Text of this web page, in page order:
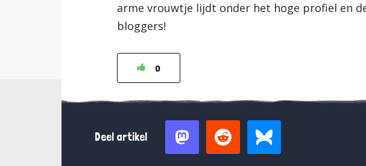
arme vrouwtje lijdt onder het hoge profiel en
bloggers!
0
Deel artikel